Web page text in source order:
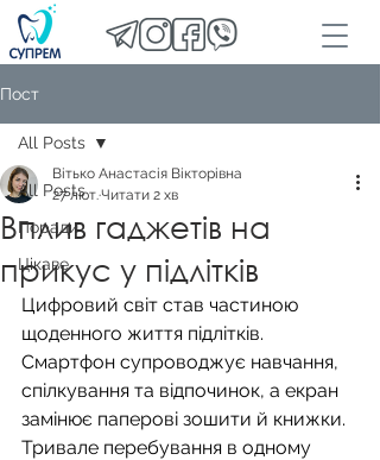
Пост
All Posts
Поради
Цікаве
All Posts
Вплив гаджетів на
прикус у підлітків
Вітько Анастасія Вікторівна
27 лют.Читати 2 хв
Цифровий світ став частиною
щоденного життя підлітків.
Смартфон супроводжує навчання,
спілкування та відпочинок, а екран
замінює паперові зошити й книжки.
Тривале перебування в одному